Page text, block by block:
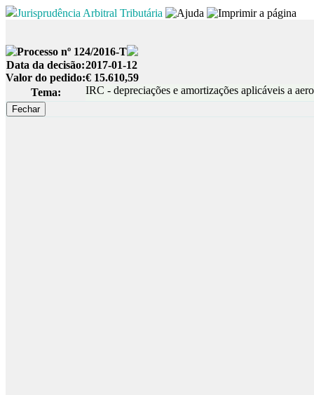
Jurisprudência Arbitral Tributária
Processo nº 124/2016-T
Data da decisão:2017-01-12
Valor do pedido:€ 15.610,59
Tema:
IRC - depreciações e amortizações aplicáveis a